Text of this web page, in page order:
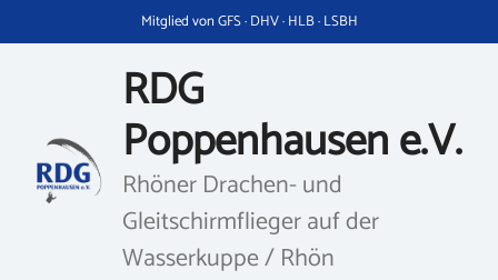
Inhalt
Mitglied von GFS · DHV · HLB · LSBH
RDG
Poppenhausen e.V.
Rhöner Drachen- und
Gleitschirmflieger auf der
Wasserkuppe / Rhön